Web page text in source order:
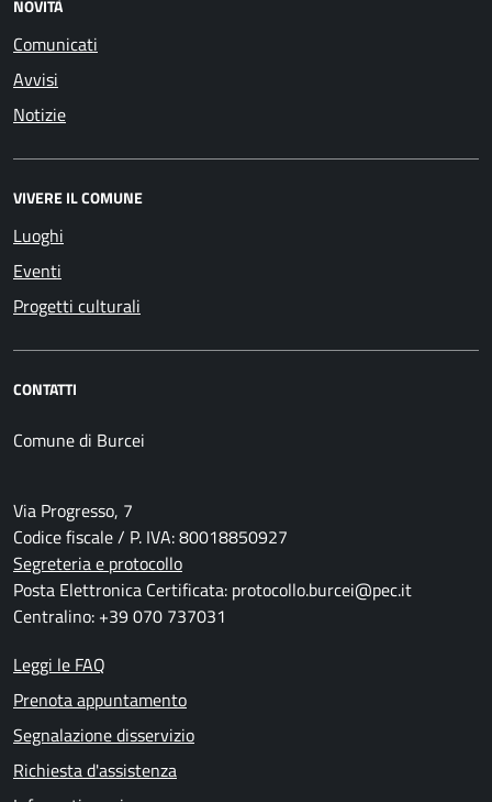
NOVITÀ
Comunicati
Avvisi
Notizie
VIVERE IL COMUNE
Luoghi
Eventi
Progetti culturali
CONTATTI
Comune di Burcei
Via Progresso, 7
Codice fiscale / P. IVA: 80018850927
Segreteria e protocollo
Posta Elettronica Certificata: protocollo.burcei@pec.it
Centralino: +39 070 737031
Leggi le FAQ
Prenota appuntamento
Segnalazione disservizio
Richiesta d'assistenza